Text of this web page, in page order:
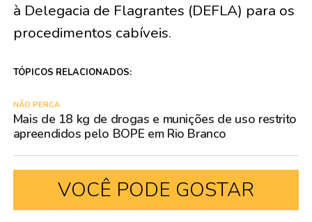
à Delegacia de Flagrantes (DEFLA) para os
procedimentos cabíveis.
TÓPICOS RELACIONADOS:
NÃO PERCA
Mais de 18 kg de drogas e munições de uso restrito
apreendidos pelo BOPE em Rio Branco
VOCÊ PODE GOSTAR